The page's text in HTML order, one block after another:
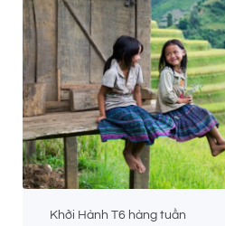
Khởi Hành T6 hàng tuần